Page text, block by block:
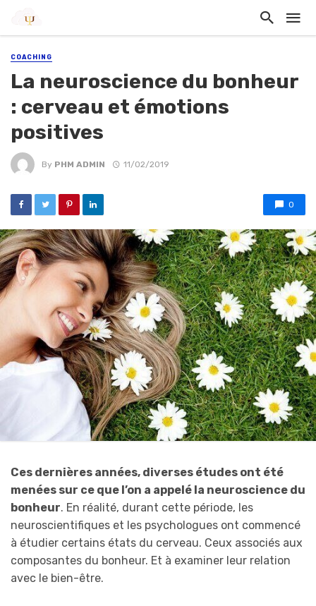
COACHING
La neuroscience du bonheur
: cerveau et émotions
positives
By PHM ADMIN 11/02/2019
0
Ces dernières années, diverses études ont été
menées sur ce que l’on a appelé la neuroscience du
bonheur. En réalité, durant cette période, les
neuroscientifiques et les psychologues ont commencé
à étudier certains états du cerveau. Ceux associés aux
composantes du bonheur. Et à examiner leur relation
avec le bien-être.